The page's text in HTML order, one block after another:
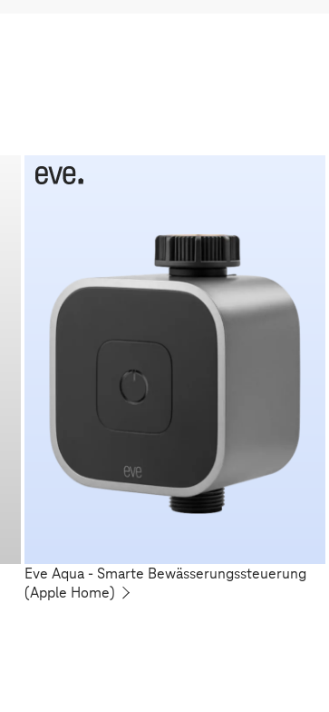
Eve Aqua - Smarte Bewässerungssteuerung
(Apple Home)